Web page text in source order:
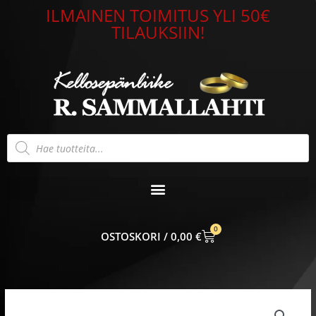
ILMAINEN TOIMITUS YLI 50€
TILAUKSIIN!
Products
search
0,00 €
0
CART